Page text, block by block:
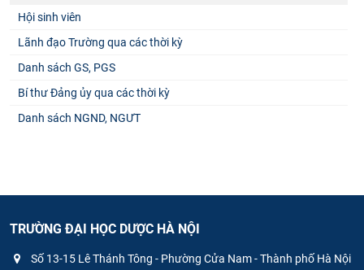
Hội sinh viên
Lãnh đạo Trường qua các thời kỳ
Danh sách GS, PGS
Bí thư Đảng ủy qua các thời kỳ
Danh sách NGND, NGƯT
TRƯỜNG ĐẠI HỌC DƯỢC HÀ NỘI
Số 13-15 Lê Thánh Tông - Phường Cửa Nam - Thành phố Hà Nội